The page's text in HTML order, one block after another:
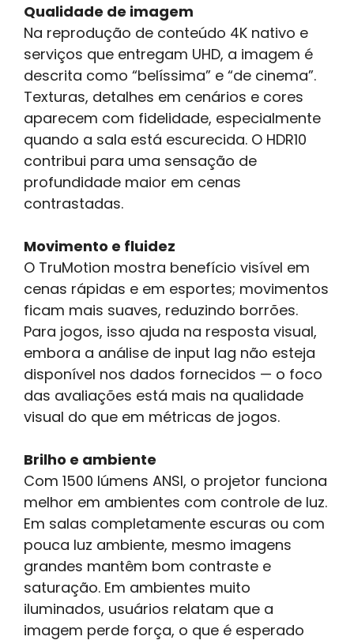
Qualidade de imagem
Na reprodução de conteúdo 4K nativo e
serviços que entregam UHD, a imagem é
descrita como “belíssima” e “de cinema”.
Texturas, detalhes em cenários e cores
aparecem com fidelidade, especialmente
quando a sala está escurecida. O HDR10
contribui para uma sensação de
profundidade maior em cenas
contrastadas.
Movimento e fluidez
O TruMotion mostra benefício visível em
cenas rápidas e em esportes; movimentos
ficam mais suaves, reduzindo borrões.
Para jogos, isso ajuda na resposta visual,
embora a análise de input lag não esteja
disponível nos dados fornecidos — o foco
das avaliações está mais na qualidade
visual do que em métricas de jogos.
Brilho e ambiente
Com 1500 lúmens ANSI, o projetor funciona
melhor em ambientes com controle de luz.
Em salas completamente escuras ou com
pouca luz ambiente, mesmo imagens
grandes mantêm bom contraste e
saturação. Em ambientes muito
iluminados, usuários relatam que a
imagem perde força, o que é esperado